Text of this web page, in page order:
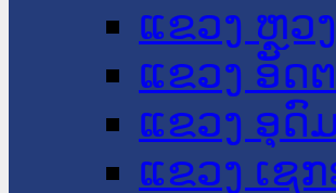
ແຂວງ ຫຼວ
ແຂວງ ອັດ
ແຂວງ ອຸດົ
ແຂວງ ເຊກ